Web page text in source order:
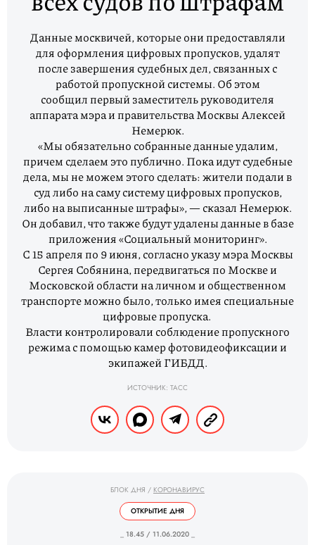
Данные москвичей, которые они предоставляли
для оформления цифровых пропусков, удалят
после завершения судебных дел, связанных с
работой пропускной системы. Об этом
сообщил первый заместитель руководителя
аппарата мэра и правительства Москвы Алексей
Немерюк.
«Мы обязательно собранные данные удалим,
причем сделаем это публично. Пока идут судебные
дела, мы не можем этого сделать: жители подали в
суд либо на саму систему цифровых пропусков,
либо на выписанные штрафы», — сказал Немерюк.
Он добавил, что также будут удалены данные в базе
приложения «Социальный мониторинг».
С 15 апреля по 9 июня, согласно указу мэра Москвы
Сергея Собянина, передвигаться по Москве и
Московской области на личном и общественном
транспорте можно было, только имея специальные
цифровые пропуска.
Власти контролировали соблюдение пропускного
режима с помощью камер фотовидеофиксации и
экипажей ГИБДД.
ИСТОЧНИК: ТАСС
БЛОК ДНЯ / КОРОНАВИРУС
ОТКРЫТИЕ ДНЯ
_ 18.45 / 11.06.2020 _